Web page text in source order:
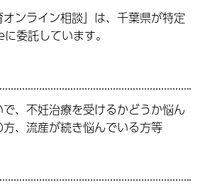
オンライン相談」は、千葉県が特定
委託しています。
、不妊治療を受けるかどうか悩ん
、流産が続き悩んでいる方等